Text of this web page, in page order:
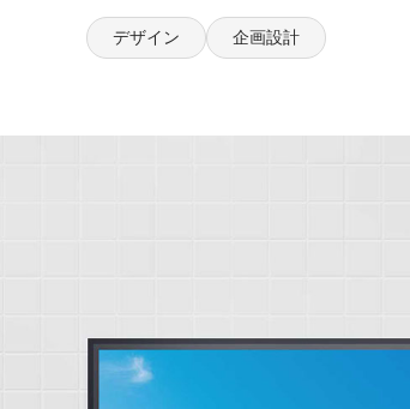
デザイン 企画設計